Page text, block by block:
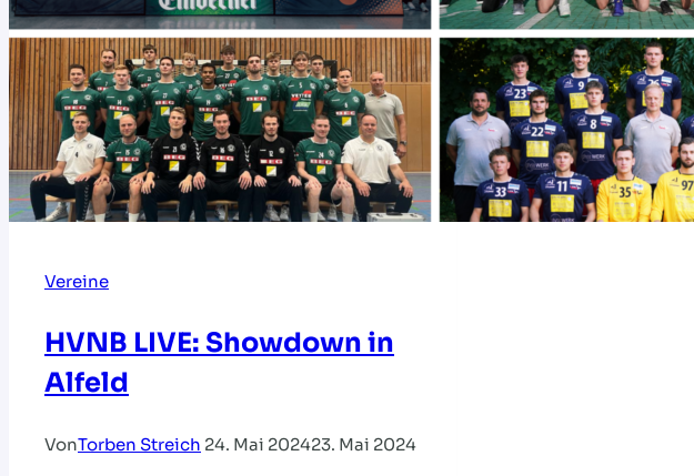
Vereine
HVNB LIVE: Showdown in
Alfeld
VonTorben Streich 24. Mai 202423. Mai 2024